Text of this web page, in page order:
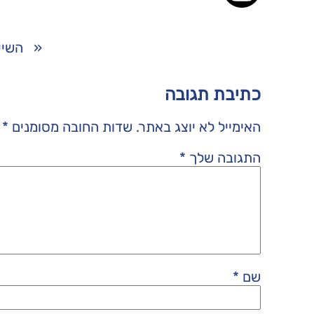
«
כתיבת תגובה
האימייל לא יוצג באתר. שדות החובה מסומנים *
התגובה שלך *
שם *